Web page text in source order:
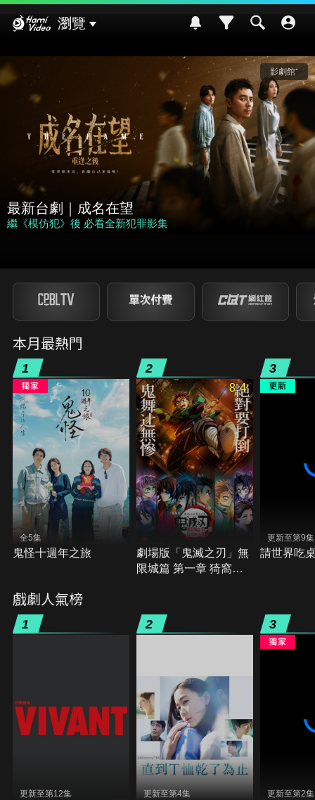
瀏覽
影劇館⁺
最新台劇｜成名在望
繼《模仿犯》後 必看全新犯罪影集
本月最熱門
1
全5集
鬼怪十週年之旅
2
8.4
劇場版「鬼滅之刃」無
限城篇 第一章 猗窩座
3
更新至第9集
請世界吃
戲劇人氣榜
1
更新至第12集
2
更新至第4集
3
更新至第2集